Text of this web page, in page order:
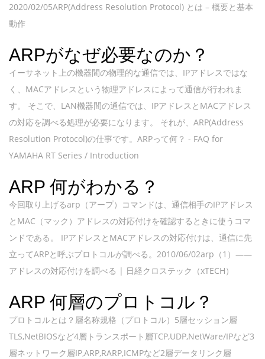
2020/02/05ARP(Address Resolution Protocol) とは – 概要と基本
動作
ARPがなぜ必要なのか？
イーサネット上の機器間の物理的な通信では、IPアドレスではな
く、MACアドレスという物理アドレスによって通信が行われま
す。 そこで、LAN機器間の通信では、IPアドレスとMACアドレス
の対応を調べる処理が必要になります。 それが、ARP(Address
Resolution Protocol)の仕事です。ARPって何？ - FAQ for
YAMAHA RT Series / Introduction
ARP 何がわかる？
今回取り上げるarp（アープ）コマンドは、通信相手のIPアドレス
とMAC（マック）アドレスの対応付けを確認するときに使うコマ
ンドである。 IPアドレスとMACアドレスの対応付けは、通信に先
立ってARPと呼ぶプロトコルが調べる。2010/06/02arp（1）――
アドレスの対応付けを調べる | 日経クロステック（xTECH）
ARP 何層のプロトコル？
プロトコルとは？層名称規格（プロトコル）5層セッション層
TLS,NetBIOSなど4層トランスポート層TCP,UDP,NetWare/IPなど3
層ネットワーク層IP,ARP,RARP,ICMPなど2層データリンク層